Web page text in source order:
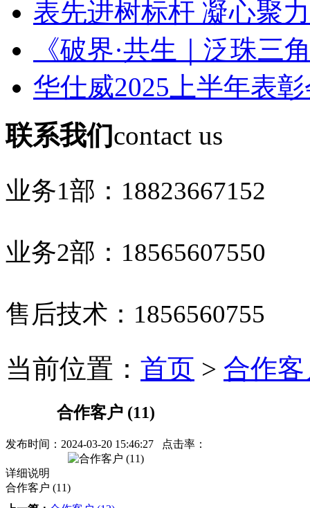
表先进树标杆 凝心聚
《破界·共生｜泛珠三
华仕威2025上半年表
联系我们contact us
业务1部： 18823667152
业务2部： 18565607550
售后技术： 1856560755
当前位置： 首页 > 合作
合作客户 (11)
发布时间： 2024-03-20 15:46:27 点击率：
详细说明
合作客户 (11)